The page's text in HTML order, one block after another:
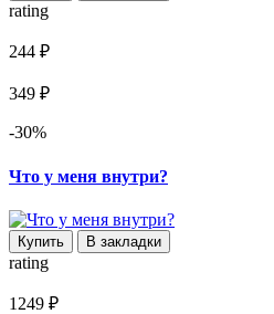
rating
244 ₽
349 ₽
-30%
Что у меня внутри?
Купить В закладки
rating
1249 ₽